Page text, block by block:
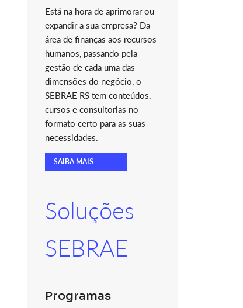
Está na hora de aprimorar ou
expandir a sua empresa? Da
área de finanças aos recursos
humanos, passando pela
gestão de cada uma das
dimensões do negócio, o
SEBRAE RS tem conteúdos,
cursos e consultorias no
formato certo para as suas
necessidades.
SAIBA MAIS
Soluções
SEBRAE
Programas